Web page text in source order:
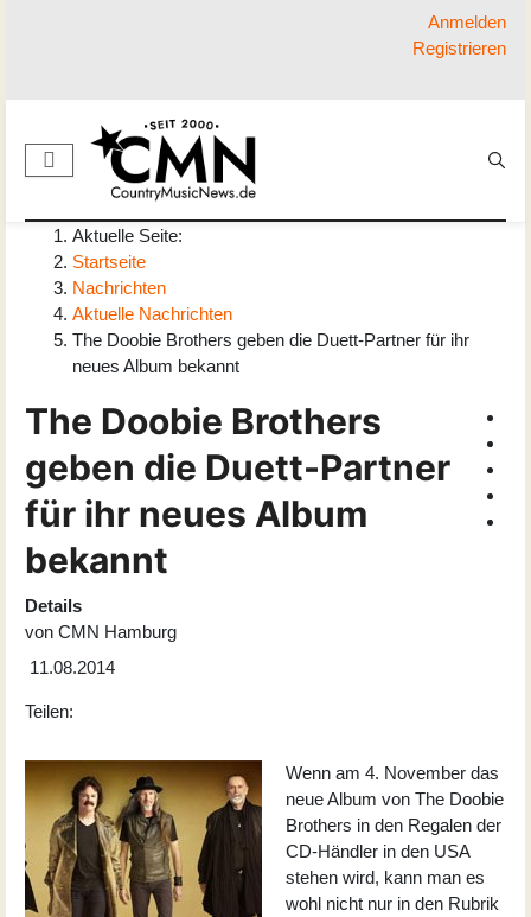
Anmelden
Registrieren
Aktuelle Seite:
Startseite
Nachrichten
Aktuelle Nachrichten
The Doobie Brothers geben die Duett-Partner für ihr
neues Album bekannt
The Doobie Brothers
geben die Duett-Partner
für ihr neues Album
bekannt
Details
von CMN Hamburg
11.08.2014
Teilen:
Wenn am 4. November das
neue Album von The Doobie
Brothers in den Regalen der
CD-Händler in den USA
stehen wird, kann man es
wohl nicht nur in den Rubrik